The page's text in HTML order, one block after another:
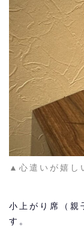
▲心遣いが嬉し
小上がり席（親
す。